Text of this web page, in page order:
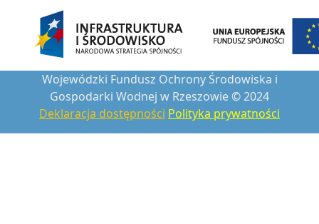
Wojewódzki Fundusz Ochrony Środowiska i
Gospodarki Wodnej w Rzeszowie © 2024
Deklaracja dostępności Polityka prywatności